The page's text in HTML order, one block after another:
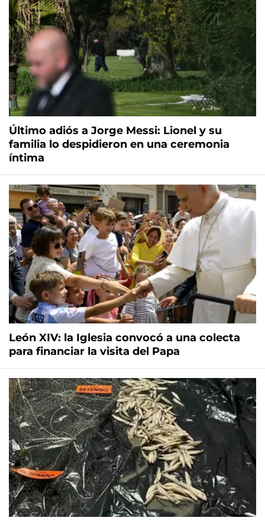
Último adiós a Jorge Messi: Lionel y su
familia lo despidieron en una ceremonia
íntima
León XIV: la Iglesia convocó a una colecta
para financiar la visita del Papa